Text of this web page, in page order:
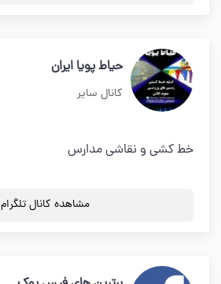
حیاط پویا ایران
کانال سایر
خط کشی و نقاشی مدارس
مشاهده کانال تلگرام